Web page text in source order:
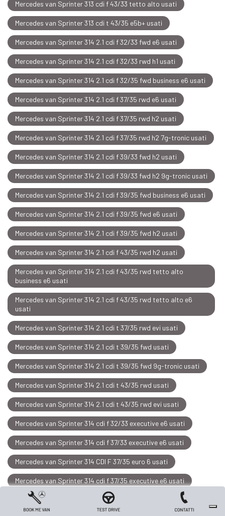
Mercedes van Sprinter 313 cdi f 43/33 tetto alto usati
Mercedes van Sprinter 313 cdi t 43/35 e5b+ usati
Mercedes van Sprinter 314 2.1 cdi f 32/33 fwd e6 usati
Mercedes van Sprinter 314 2.1 cdi f 32/33 rwd h1 usati
Mercedes van Sprinter 314 2.1 cdi f 32/35 fwd business e6 usati
Mercedes van Sprinter 314 2.1 cdi f 37/35 rwd e6 usati
Mercedes van Sprinter 314 2.1 cdi f 37/35 rwd h2 usati
Mercedes van Sprinter 314 2.1 cdi f 37/35 rwd h2 7g-tronic usati
Mercedes van Sprinter 314 2.1 cdi f 39/33 fwd h2 usati
Mercedes van Sprinter 314 2.1 cdi f 39/33 fwd h2 9g-tronic usati
Mercedes van Sprinter 314 2.1 cdi f 39/35 fwd business e6 usati
Mercedes van Sprinter 314 2.1 cdi f 39/35 fwd e6 usati
Mercedes van Sprinter 314 2.1 cdi f 39/35 fwd h2 usati
Mercedes van Sprinter 314 2.1 cdi f 43/35 rwd h2 usati
Mercedes van Sprinter 314 2.1 cdi f 43/35 rwd tetto alto
business e6 usati
Mercedes van Sprinter 314 2.1 cdi f 43/35 rwd tetto alto e6
usati
Mercedes van Sprinter 314 2.1 cdi t 37/35 rwd evi usati
Mercedes van Sprinter 314 2.1 cdi t 39/35 fwd usati
Mercedes van Sprinter 314 2.1 cdi t 39/35 fwd 9g-tronic usati
Mercedes van Sprinter 314 2.1 cdi t 43/35 rwd usati
Mercedes van Sprinter 314 2.1 cdi t 43/35 rwd evi usati
Mercedes van Sprinter 314 cdi f 32/33 executive e6 usati
Mercedes van Sprinter 314 cdi f 37/33 executive e6 usati
Mercedes van Sprinter 314 CDI F 37/35 euro 6 usati
Mercedes van Sprinter 314 cdi f 37/35 executive e6 usati
Mercedes van Sprinter 314 cdi f 37/35 pro e6 usati